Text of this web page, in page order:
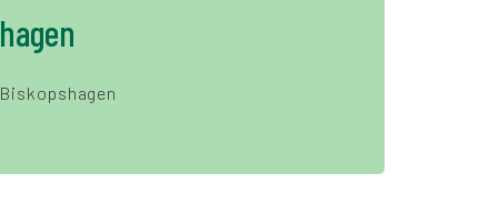
Biskopshagen